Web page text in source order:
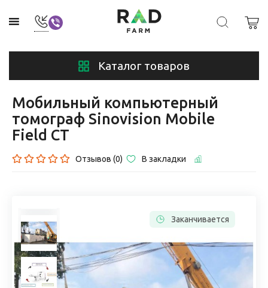
Каталог товаров
Мобильный компьютерный
томограф Sinovision Mobile
Field CT
Отзывов (0) В закладки
Заканчивается